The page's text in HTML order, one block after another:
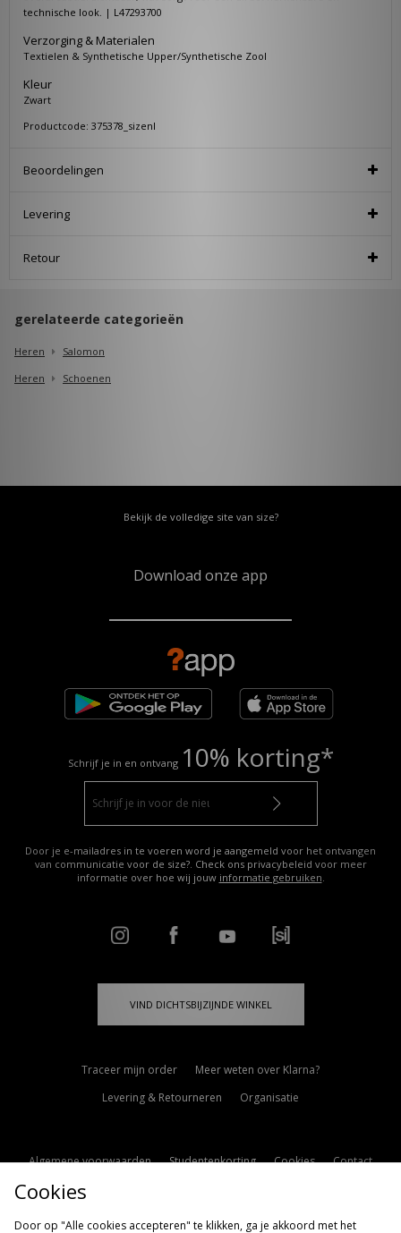
technische look. | L47293700
Verzorging & Materialen
Textielen & Synthetische Upper/Synthetische Zool
Kleur
Zwart
Productcode: 375378_sizenl
Beoordelingen
Levering
Retour
gerelateerde categorieën
Heren
Salomon
Heren
Schoenen
Bekijk de volledige site van size?
Download onze app
Schrijf je in en ontvang 10% korting*
Door je e-mailadres in te voeren word je aangemeld voor het ontvangen
van communicatie voor de size?. Check ons privacybeleid voor meer
informatie over hoe wij jouw informatie gebruiken
VIND DICHTSBIJZIJNDE WINKEL
Traceer mijn order
Meer weten over Klarna?
Levering & Retourneren
Organisatie
Algemene voorwaarden Studentenkorting Cookies
Contact
Cookie Instellingen
Cookies
Door op "Alle cookies accepteren" te klikken, ga je akkoord met het